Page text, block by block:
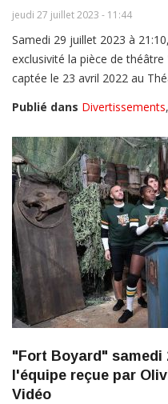
jeudi 27 juillet 2023 - 11:44
Samedi 29 juillet 2023 à
exclusivité la pièce de
captée le 23 avril 2022 au
Publié dans Divertissements,
"Fort Boyard" samedi
l'équipe reçue par
Vidéo